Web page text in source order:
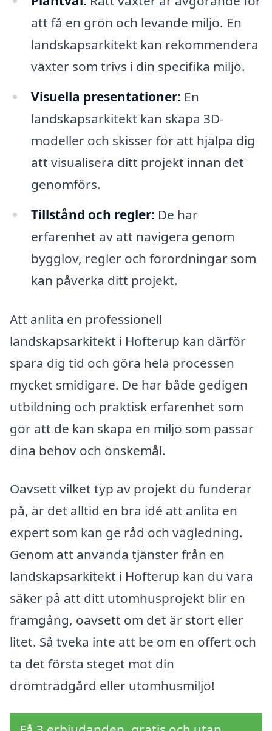
att få en grön och levande miljö. En
landskapsarkitekt kan rekommendera
växter som trivs i din specifika miljö.
Visuella presentationer: En
landskapsarkitekt kan skapa 3D-
modeller och skisser för att hjälpa dig
att visualisera ditt projekt innan det
genomförs.
Tillstånd och regler: De har
erfarenhet av att navigera genom
bygglov, regler och förordningar som
kan påverka ditt projekt.
Att anlita en professionell
landskapsarkitekt i Hofterup kan därför
spara dig tid och göra hela processen
mycket smidigare. De har både gedigen
utbildning och praktisk erfarenhet som
gör att de kan skapa en miljö som passar
dina behov och önskemål.
Oavsett vilket typ av projekt du funderar
på, är det alltid en bra idé att anlita en
expert som kan ge råd och vägledning.
Genom att använda tjänster från en
landskapsarkitekt i Hofterup kan du vara
säker på att ditt utomhusprojekt blir en
framgång, oavsett om det är stort eller
litet. Så tveka inte att be om en offert och
ta det första steget mot din
drömträdgård eller utomhusmiljö!